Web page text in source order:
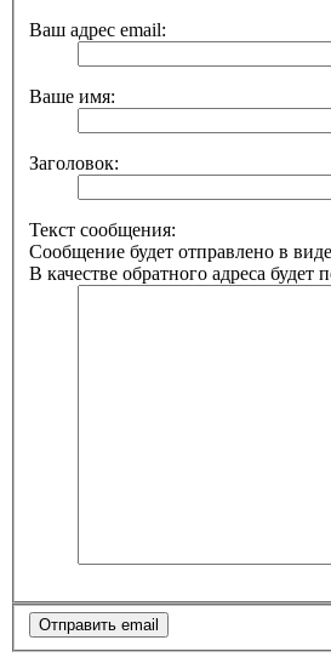
Ваш адрес email:
Ваше имя:
Заголовок:
Текст сообщения:
Сообщение будет отправлено в
В качестве обратного адреса будет